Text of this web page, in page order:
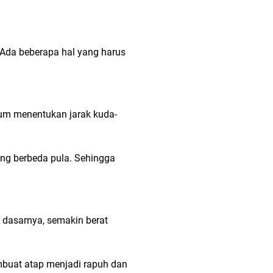
beberapa hal yang harus
menentukan jarak kuda-
berbeda pula. Sehingga
semakin berat
atap menjadi rapuh dan